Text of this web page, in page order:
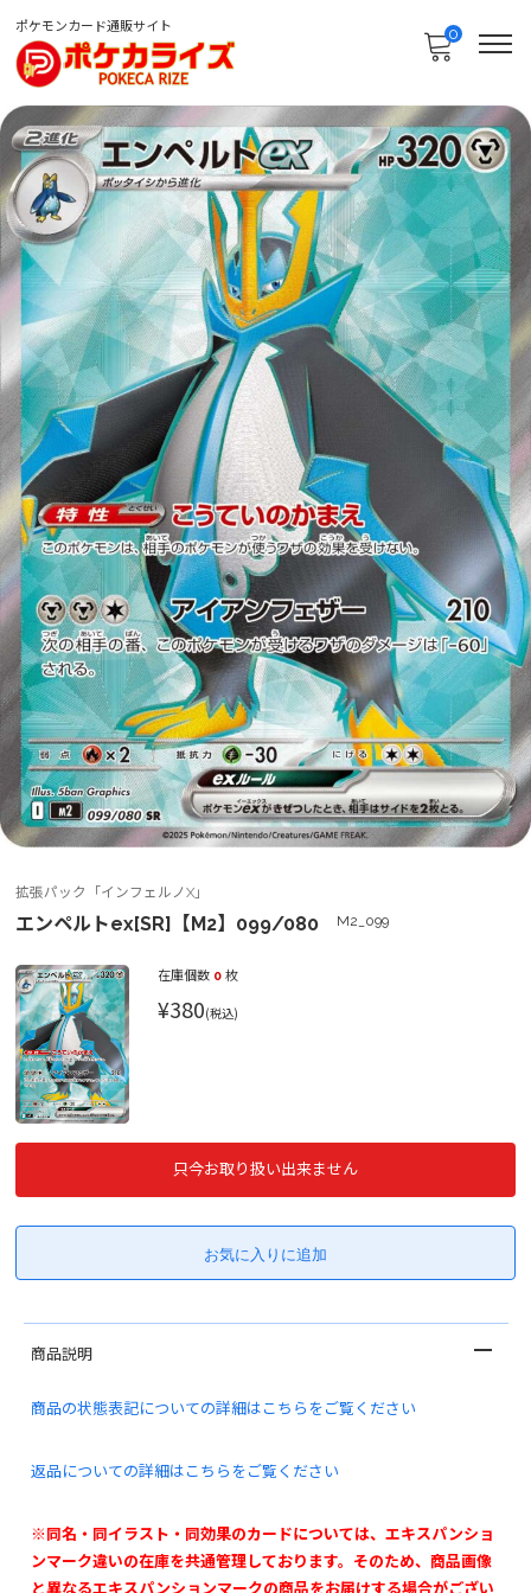
ポケモンカード通販サイト 0
拡張パック「インフェルノX」
エンペルトex[SR]【M2】099/080 M2_099
在庫個数 0 枚
¥380(税込)
只今お取り扱い出来ません
商品説明
商品の状態表記についての詳細はこちらをご覧ください
返品についての詳細はこちらをご覧ください
※同名・同イラスト・同効果のカードについては、エキスパンショ
ンマーク違いの在庫を共通管理しております。そのため、商品画像
と異なるエキスパンションマークの商品をお届けする場合がござい